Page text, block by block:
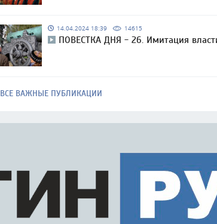
14.04.2024 18:39 14615
ПОВЕСТКА ДНЯ - 26. Имитация
ВСЕ ВАЖНЫЕ ПУБЛИКАЦИИ